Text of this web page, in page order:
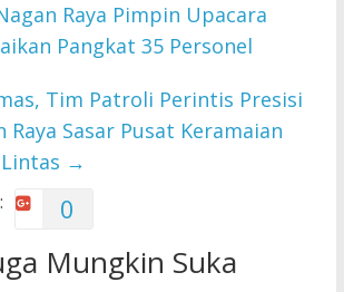
Raya Pimpin Upacara
Pangkat 35 Personel
Tim Patroli Perintis Presisi
Raya Sasar Pusat Keramaian
→
0
Mungkin Suka